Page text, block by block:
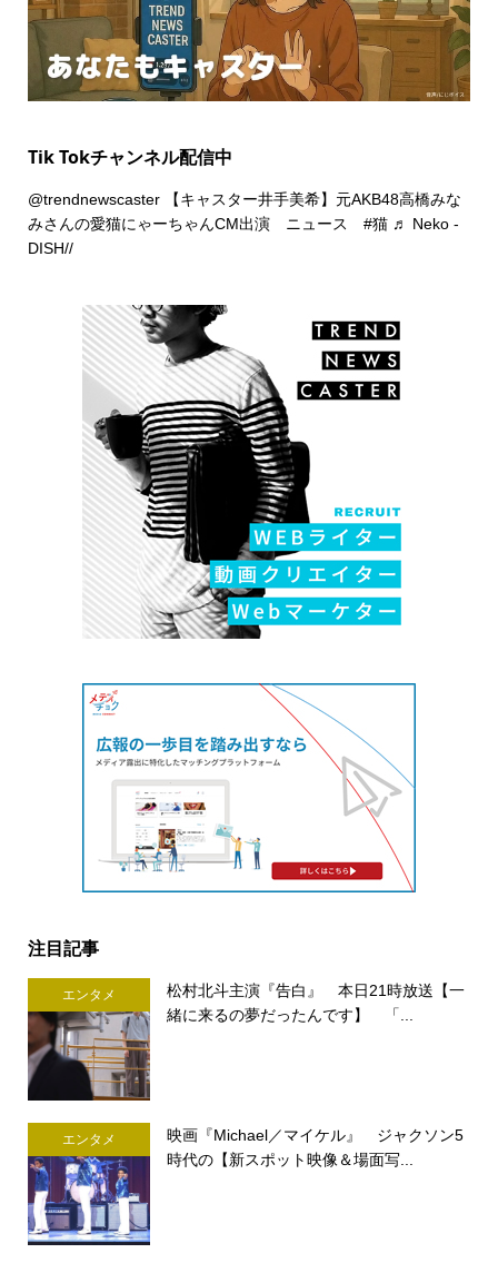
Tik Tokチャンネル配信中
@trendnewscaster【キャスター井手美希】元AKB48高橋みな
みさんの愛猫にゃーちゃんCM出演 ニュース #猫 ♬ Neko -
DISH//
注目記事
エンタメ
松村北斗主演『告白』 本日21時放送【一
緒に来るの夢だったんです】 「...
エンタメ
映画『Michael／マイケル』 ジャクソン5
時代の【新スポット映像＆場面写...